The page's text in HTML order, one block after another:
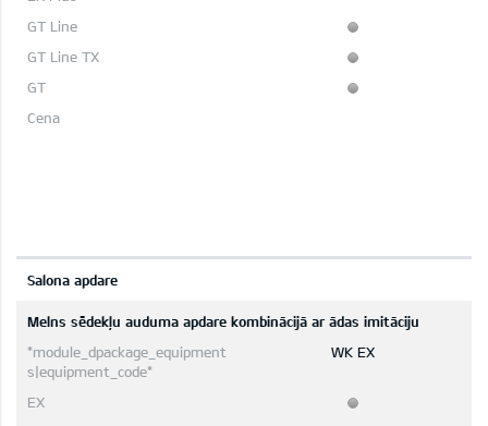
Salona apdare
Melns sēdekļu auduma apdare kombinācijā ar ādas imitāciju
WK EX